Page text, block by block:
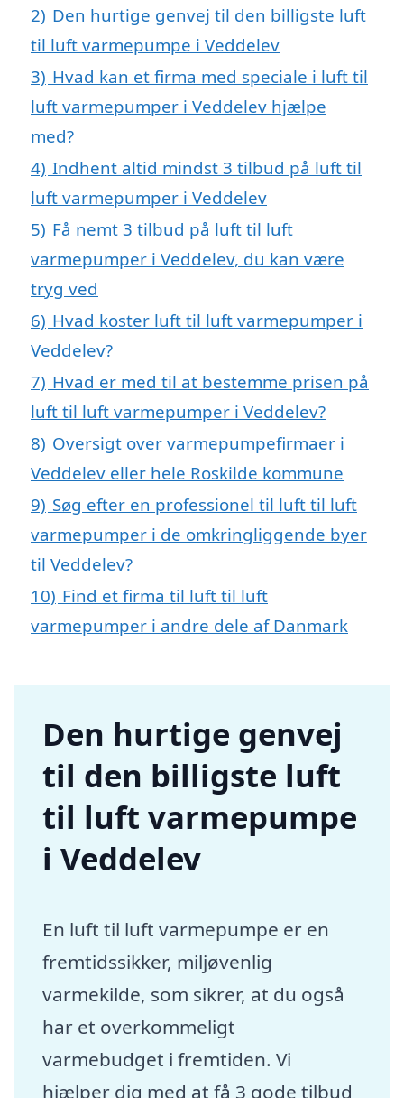
2) Den hurtige genvej til den billigste luft
til luft varmepumpe i Veddelev
3) Hvad kan et firma med speciale i luft til
luft varmepumper i Veddelev hjælpe
med?
4) Indhent altid mindst 3 tilbud på luft til
luft varmepumper i Veddelev
5) Få nemt 3 tilbud på luft til luft
varmepumper i Veddelev, du kan være
tryg ved
6) Hvad koster luft til luft varmepumper i
Veddelev?
7) Hvad er med til at bestemme prisen på
luft til luft varmepumper i Veddelev?
8) Oversigt over varmepumpefirmaer i
Veddelev eller hele Roskilde kommune
9) Søg efter en professionel til luft til luft
varmepumper i de omkringliggende byer
til Veddelev?
10) Find et firma til luft til luft
varmepumper i andre dele af Danmark
Den hurtige genvej
til den billigste luft
til luft varmepumpe
i Veddelev
En luft til luft varmepumpe er en
fremtidssikker, miljøvenlig
varmekilde, som sikrer, at du også
har et overkommeligt
varmebudget i fremtiden. Vi
hjælper dig med at få 3 gode tilbud